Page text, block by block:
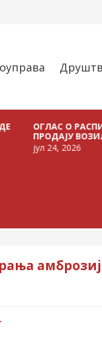
О
ВОЗИЛА
јул 24, 2026